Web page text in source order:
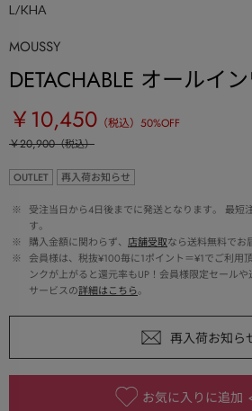
L/KHA
MOUSSY
DETACHABLE オールイ
￥10,450 （税込） 50%OFF
￥20,900（税込）
OUTLET 再入荷お知らせ
※
受注当日から4日後までに発送となります。 最短
す。
※
購入金額に関わらず、 店舗受取なら送料無料でお
※
会員様は、税抜¥100毎に1ポイント＝¥1でご利用
ンクが上がると還元率もUP！会員様限定セール
サービスの詳細はこちら。
お気に入りに追加